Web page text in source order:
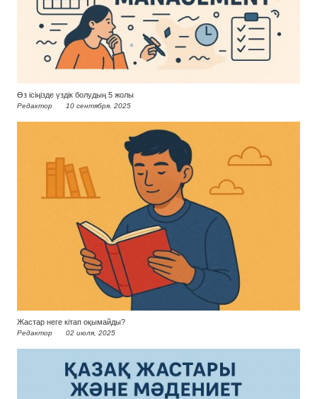
Өз ісіңізде үздік болудың 5 жолы
Редактор 10 сентября, 2025
Жастар неге кітап оқымайды?
Редактор 02 июля, 2025